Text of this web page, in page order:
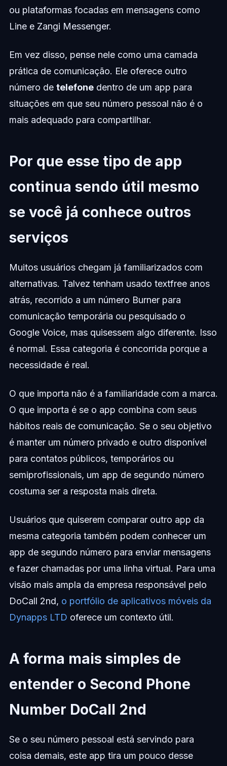
ou plataformas focadas em mensagens como
Line e Zangi Messenger.
Em vez disso, pense nele como uma camada
prática de comunicação. Ele oferece outro
número de telefonedentro de um app para
situações em que seu número pessoal não é o
mais adequado para compartilhar.
Por que esse tipo de app
continua sendo útil mesmo
se você já conhece outros
serviços
Muitos usuários chegam já familiarizados com
alternativas. Talvez tenham usado textfree anos
atrás, recorrido a um número Burner para
comunicação temporária ou pesquisado o
Google Voice, mas quisessem algo diferente. Isso
é normal. Essa categoria é concorrida porque a
necessidade é real.
O que importa não é a familiaridade com a marca.
O que importa é se o app combina com seus
hábitos reais de comunicação. Se o seu objetivo
é manter um número privado e outro disponível
para contatos públicos, temporários ou
semiprofissionais, um app de segundo número
costuma ser a resposta mais direta.
Usuários que quiserem comparar outro app da
mesma categoria também podem conhecer um
app de segundo número para enviar mensagens
e fazer chamadas por uma linha virtual. Para uma
visão mais ampla da empresa responsável pelo
DoCall 2nd, o portfólio de aplicativos móveis da
Dynapps LTD oferece um contexto útil.
A forma mais simples de
entender o Second Phone
Number DoCall 2nd
Se o seu número pessoal está servindo para
coisa demais, este app tira um pouco desse